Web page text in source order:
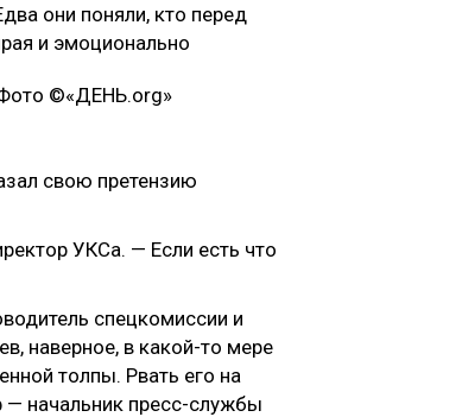
они поняли, кто перед
и эмоционально
свою претензию
УКСа. — Если есть что
спецкомиссии и
наверное, в какой-то мере
толпы. Рвать его на
— начальник пресс-службы